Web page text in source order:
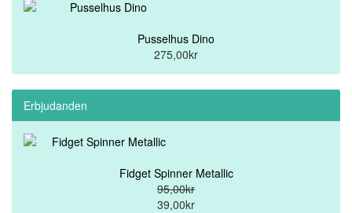
Pusselhus Dino
275,00kr
Erbjudanden
Fidget Spinner Metallic
95,00kr
39,00kr